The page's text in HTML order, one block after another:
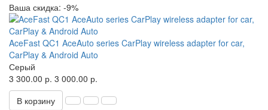
Ваша скидка: -9%
AceFast QC1 AceAuto series CarPlay wireless adapter for car,
CarPlay & Android Auto
Серый
3 300.00 р. 3 000.00 р.
В корзину